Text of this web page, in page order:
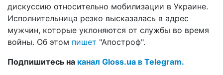
дискуссию относительно мобилизации в Украине.
Исполнительница резко высказалась в адрес
мужчин, которые уклоняются от службы во время
войны. Об этом пишет "Апостроф".
Подпишитесь на канал Gloss.ua в Telegram.